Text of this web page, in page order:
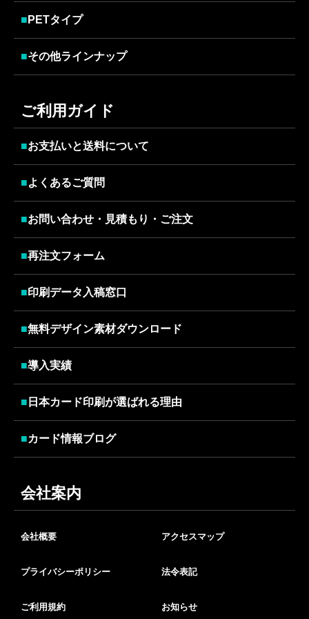
■ PETタイプ
■その他ラインナップ
ご利用ガイド
■お支払いと送料について
■よくあるご質問
■お問い合わせ・見積もり・ご注文
■再注文フォーム
■印刷データ入稿窓口
■無料デザイン素材ダウンロード
■導入実績
■ 日本カード印刷が選ばれる理由
■カード情報ブログ
会社案内
会社概要 アクセスマップ
プライバシーポリシー 法令表記
ご利用規約 お知らせ